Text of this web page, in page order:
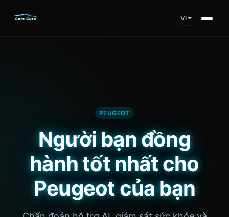
VI
PEUGEOT
Người bạn đồng
hành tốt nhất cho
Peugeot của bạn